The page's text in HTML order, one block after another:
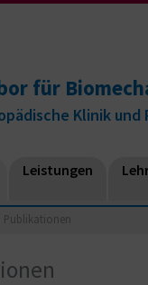
für
Klinik
Leistungen
Publikationen